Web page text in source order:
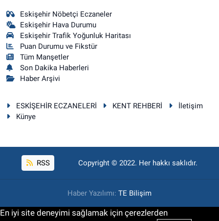
Eskişehir Nöbetçi Eczaneler
Eskişehir Hava Durumu
Eskişehir Trafik Yoğunluk Haritası
Puan Durumu ve Fikstür
Tüm Manşetler
Son Dakika Haberleri
Haber Arşivi
ESKİŞEHİR ECZANELERİ KENT REHBERİ
İletişim
Künye
RSS Copyright © 2022. Her hakkı saklıdır.
Haber Yazılımı: TE Bilişim
En iyi site deneyimi sağlamak için çerezlerden